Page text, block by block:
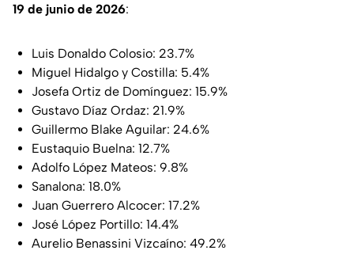
19 de junio de 2026:
Luis Donaldo Colosio: 23.7%
Miguel Hidalgo y Costilla: 5.4%
Josefa Ortiz de Domínguez: 15.9%
Gustavo Díaz Ordaz: 21.9%
Guillermo Blake Aguilar: 24.6%
Eustaquio Buelna: 12.7%
Adolfo López Mateos: 9.8%
Sanalona: 18.0%
Juan Guerrero Alcocer: 17.2%
José López Portillo: 14.4%
Aurelio Benassini Vizcaíno: 49.2%